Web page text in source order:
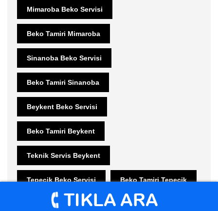
Mimaroba Beko Servisi
Beko Tamiri Mimaroba
Sinanoba Beko Servisi
Beko Tamiri Sinanoba
Beykent Beko Servisi
Beko Tamiri Beykent
Teknik Servis Beykent
Tepecik Beko Servisi Beko Tamiri Tepecik
Gürpınar Beko Servisi